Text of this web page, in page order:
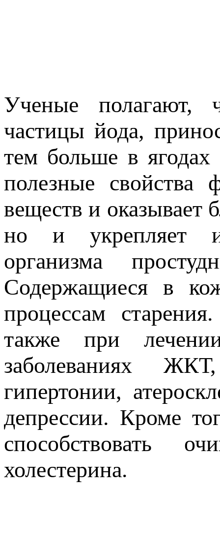
Ученые полагают,
частицы йода,
тем больше в ягодах
полезные свойства
веществ и оказывает
но и укрепляет
организма
Содержащиеся в
процессам
также при
заболеваниях
гипертонии,
депрессии. Кроме
способствовать
холестерина.